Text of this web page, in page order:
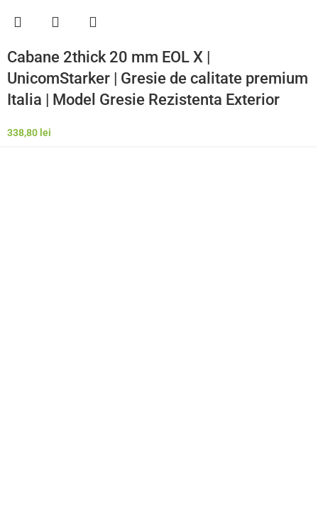
Cabane 2thick 20 mm EOL X |
UnicomStarker | Gresie de calitate premium
Italia | Model Gresie Rezistenta Exterior
338,80 lei